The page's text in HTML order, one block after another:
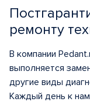
ремонту
В компании
выполняется
другие виды
Каждый день к